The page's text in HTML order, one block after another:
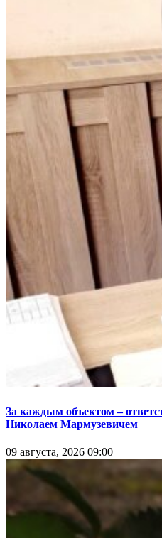
За каждым объектом –
Николаем Мармузевичем
09 августа, 2026 09:00